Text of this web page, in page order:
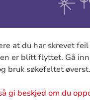
at du har skrevet feil
er blitt flyttet. Gå
bruk søkefeltet øverst.
gi beskjed om du